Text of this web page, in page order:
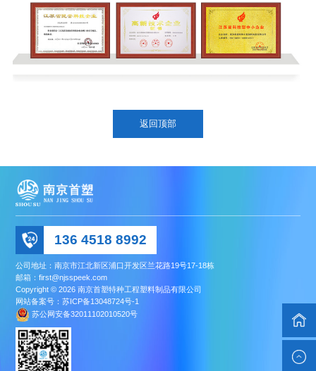
返回顶部
136 4518 8992
公司地址：南京市江北新区浦口开发区兰花路19号17-18栋
邮箱：first@njsspeek.com
Copyright © 2026 南京首塑特种工程塑料制品有限公司
网站备案号：苏ICP备13048724号-1
苏公网安备32011102010520号